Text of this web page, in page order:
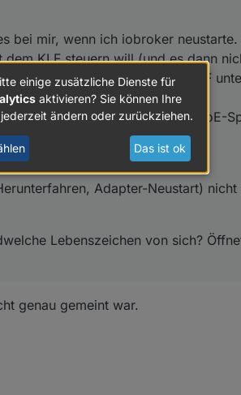
zu machen (kann ich dank PoE-Splitter
bei mir, wenn ich iobroker
KLF steuern will (und es dann
zwischen iobroker und KLF
zu machen (kann ich dank PoE-
zu starten.
Adapter-Neustart)
Lebenszeichen von sich?
genau gemeint war.
einige zusätzliche Dienste für
aktivieren? Sie können Ihre
ändern oder zurückziehen.
Das ist ok